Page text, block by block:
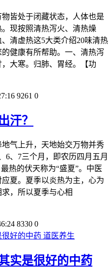
皆处于闭藏状态，人体也是
现按照清热泻火、清热燥
清虚热这5大类介绍20味清热
健康有所帮助。一、清热泻
大寒。归肺、胃经。【功
9261 0
汗？
气上升，天地始交万物并秀
6、7三个月，即农历四月五月
热的伏天称为“盛夏”。中医
夏。夏季以炎热为主，心为
，所以夏季与心相
8330 0
道医养生
实是很好的中药